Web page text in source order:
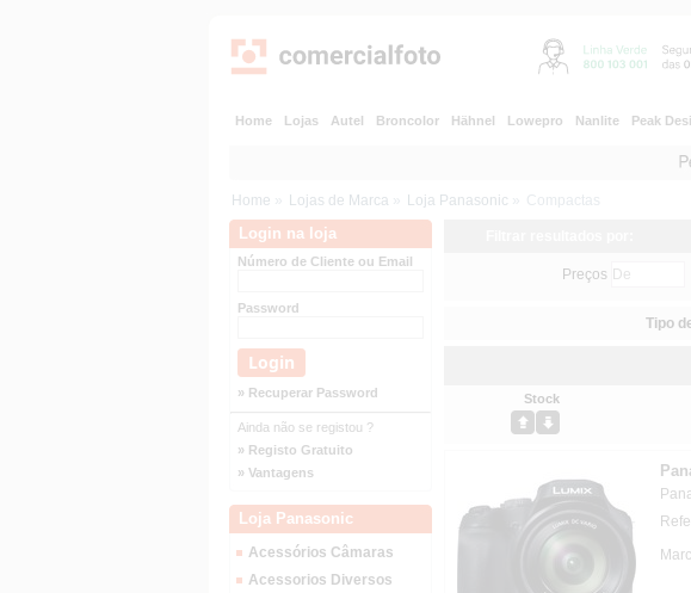
Home Lojas Autel Broncolor Hähnel Lowepro Nanlite Peak
Home » Lojas de Marca » Loja Panasonic » Compactas
Login na loja
Número de Cliente ou Email
Password
» Recuperar Password
Ainda não se registou ?
» Registo Gratuito
» Vantagens
Loja Panasonic
Acessórios Câmaras
Acessorios Diversos
Preços
Tipo
Stock